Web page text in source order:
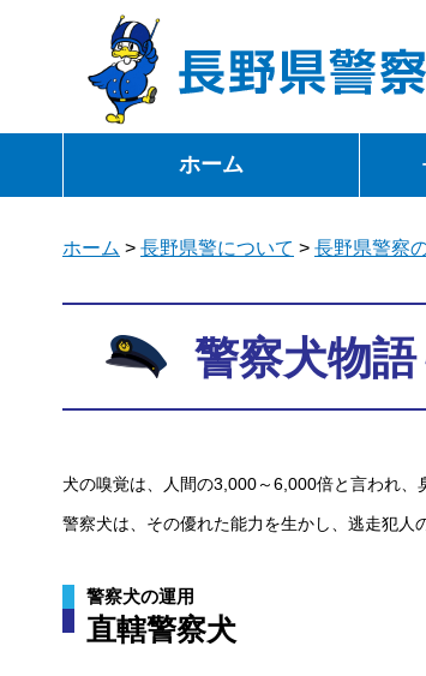
長野県警察
ホーム
ホーム > 長野県警について > 長野県警察
警察犬物
犬の嗅覚は、人間の3,000～6,000倍と言われ、
警察犬は、その優れた能力を生かし、逃走犯人
警察犬の運用
直轄警察犬